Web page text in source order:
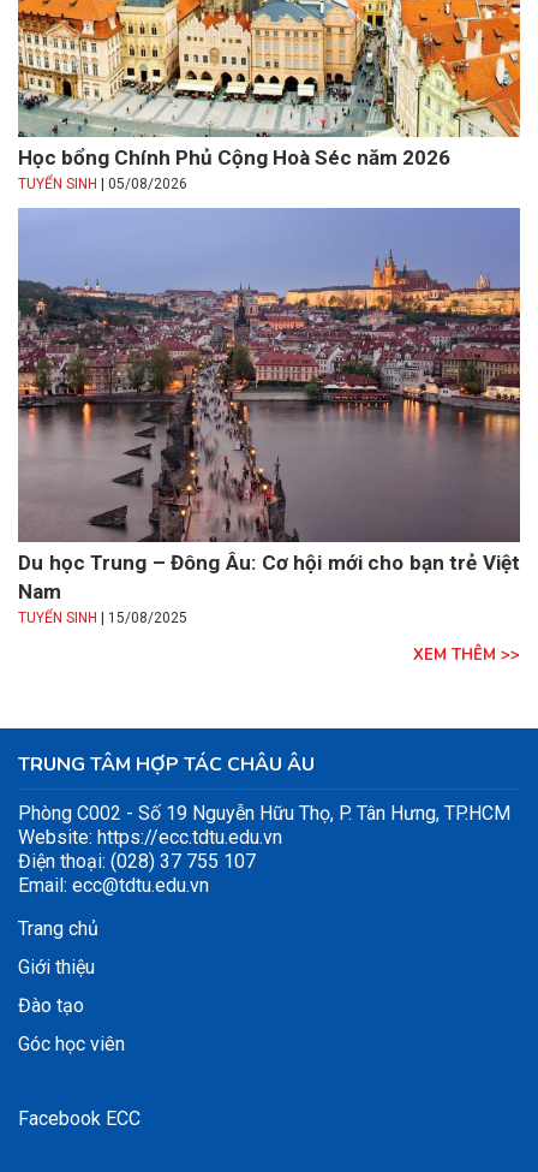
Học bổng Chính Phủ Cộng Hoà Séc năm 2026
TUYỂN SINH | 05/08/2026
Du học Trung – Đông Âu: Cơ hội mới cho bạn trẻ Việt
Nam
TUYỂN SINH | 15/08/2025
XEM THÊM >>
TRUNG TÂM HỢP TÁC CHÂU ÂU
Phòng C002 - Số 19 Nguyễn Hữu Thọ, P. Tân Hưng, TP.HCM
Website: https://ecc.tdtu.edu.vn
Điện thoại: (028) 37 755 107
Email: ecc@tdtu.edu.vn
Trang chủ
Giới thiệu
Đào tạo
Góc học viên
Facebook ECC